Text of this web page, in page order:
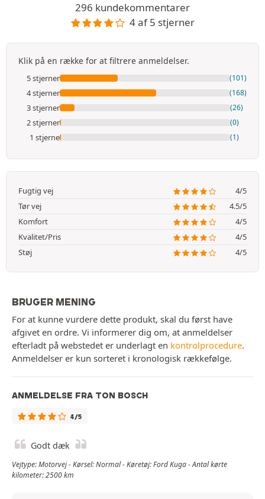
296 kundekommentarer
4 af 5 stjerner
Klik på en række for at filtrere anmeldelser.
5 stjerner (101)
4 stjerner (168)
3 stjerner (26)
2 stjerner (0)
1 stjerne (1)
Fugtig vej
4/5
Tør vej
4.5/5
Komfort
4/5
Kvalitet/Pris
4/5
Støj
4/5
BRUGER MENING
For at kunne vurdere dette produkt, skal du først have
afgivet en ordre. Vi informerer dig om, at anmeldelser
efterladt på webstedet er underlagt en kontrolprocedure.
Anmeldelser er kun sorteret i kronologisk rækkefølge.
ANMELDELSE FRA TON BOSCH
4/5
Godt dæk
Vejtype: Motorvej - Kørsel: Normal - Køretøj: Ford Kuga - Antal kørte
kilometer: 2500 km